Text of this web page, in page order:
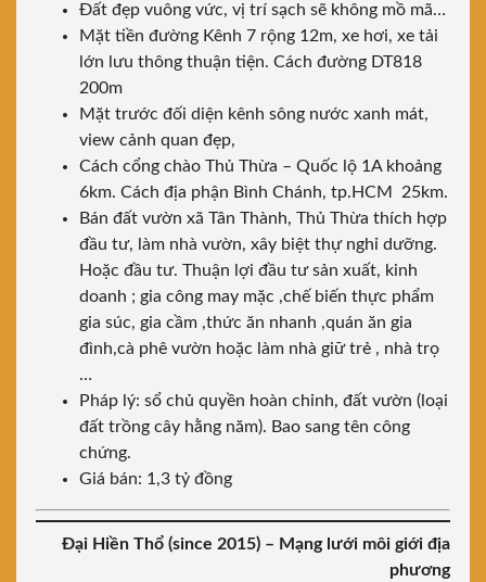
Đất đẹp vuông vức, vị trí sạch sẽ không mồ mã…
Mặt tiền đường Kênh 7 rộng 12m, xe hơi, xe tải
lớn lưu thông thuận tiện. Cách đường DT818
200m
Mặt trước đối diện kênh sông nước xanh mát,
view cảnh quan đẹp,
Cách cổng chào Thủ Thừa – Quốc lộ 1A khoảng
6km. Cách địa phận Bình Chánh, tp.HCM 25km.
Bán đất vườn xã Tân Thành, Thủ Thừa thích hợp
đầu tư, làm nhà vườn, xây biệt thự nghỉ dưỡng.
Hoặc đầu tư. Thuận lợi đầu tư sản xuất, kinh
doanh ; gia công may mặc ,chế biến thực phẩm
gia súc, gia cầm ,thức ăn nhanh ,quán ăn gia
đình,cà phê vườn hoặc làm nhà giữ trẻ , nhà trọ
…
Pháp lý: sổ chủ quyền hoàn chỉnh, đất vườn (loại
đất trồng cây hằng năm). Bao sang tên công
chứng.
Giá bán: 1,3 tỷ đồng
Đại Hiền Thổ (since 2015) – Mạng lưới môi giới địa
phương